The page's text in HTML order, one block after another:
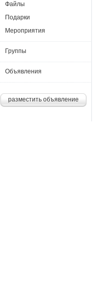
Файлы
Подарки
Мероприятия
Группы
Объявления
разместить объявление